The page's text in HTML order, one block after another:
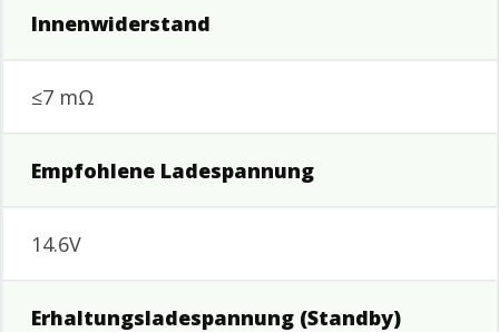
Innenwiderstand
≤7 mΩ
Empfohlene Ladespannung
14.6V
Erhaltungsladespannung (Standby)